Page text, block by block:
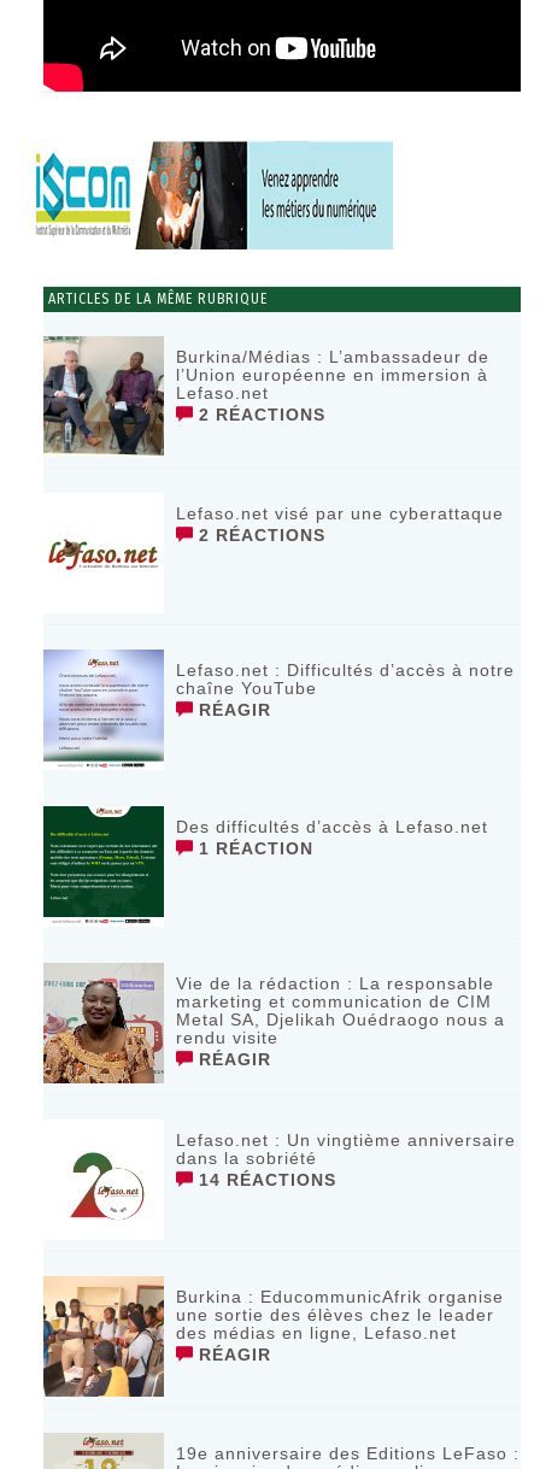
ARTICLES DE LA MÊME RUBRIQUE
Burkina/Médias : L’ambassadeur de
l’Union européenne en immersion à
Lefaso.net
2 RÉACTIONS
Lefaso.net visé par une cyberattaque
2 RÉACTIONS
Lefaso.net : Difficultés d’accès à notre
chaîne YouTube
RÉAGIR
Des difficultés d’accès à Lefaso.net
1 RÉACTION
Vie de la rédaction : La responsable
marketing et communication de CIM
Metal SA, Djelikah Ouédraogo nous a
rendu visite
RÉAGIR
Lefaso.net : Un vingtième anniversaire
dans la sobriété
14 RÉACTIONS
Burkina : EducommunicAfrik organise
une sortie des élèves chez le leader
des médias en ligne, Lefaso.net
RÉAGIR
19e anniversaire des Editions LeFaso :